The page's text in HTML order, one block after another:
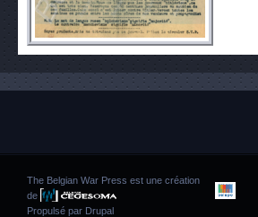
The Belgian War Press est une création
de
Propulsé par Drupal